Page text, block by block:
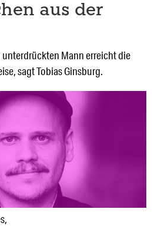
aus der
unterdrückten Mann erreicht die
sagt Tobias Ginsburg.